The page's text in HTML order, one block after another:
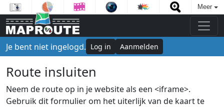
Meer
Je bent niet ingelogd. Log in Aanmelden
Route insluiten
Neem de route op in je website als een <iframe>.
Gebruik dit formulier om het uiterlijk van de kaart te